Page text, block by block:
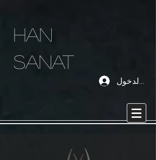
han
sanat
الدخول